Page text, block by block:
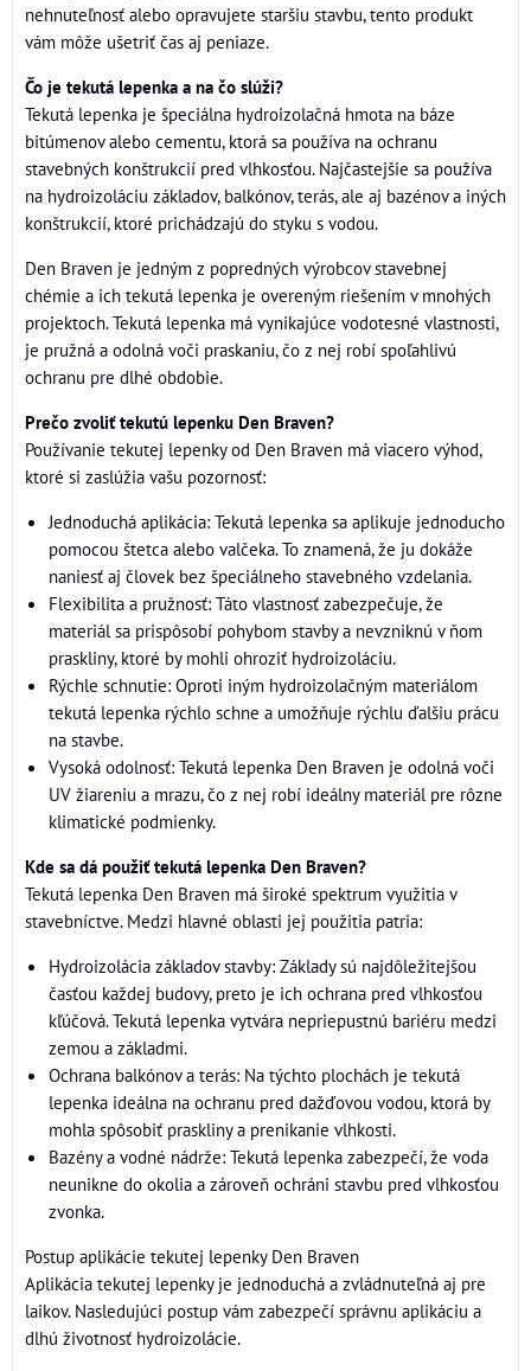
nehnuteľnosť alebo opravujete staršiu stavbu, tento produkt
vám môže ušetriť čas aj peniaze.
Čo je tekutá lepenka a na čo slúži?
Tekutá lepenka je špeciálna hydroizolačná hmota na báze
bitúmenov alebo cementu, ktorá sa používa na ochranu
stavebných konštrukcií pred vlhkosťou. Najčastejšie sa používa
na hydroizoláciu základov, balkónov, terás, ale aj bazénov a iných
konštrukcií, ktoré prichádzajú do styku s vodou.
Den Braven je jedným z popredných výrobcov stavebnej
chémie a ich tekutá lepenka je overeným riešením v mnohých
projektoch. Tekutá lepenka má vynikajúce vodotesné vlastnosti,
je pružná a odolná voči praskaniu, čo z nej robí spoľahlivú
ochranu pre dlhé obdobie.
Prečo zvoliť tekutú lepenku Den Braven?
Používanie tekutej lepenky od Den Braven má viacero výhod,
ktoré si zaslúžia vašu pozornosť:
Jednoduchá aplikácia: Tekutá lepenka sa aplikuje jednoducho
pomocou štetca alebo valčeka. To znamená, že ju dokáže
naniesť aj človek bez špeciálneho stavebného vzdelania.
Flexibilita a pružnosť: Táto vlastnosť zabezpečuje, že
materiál sa prispôsobí pohybom stavby a nevzniknú v ňom
praskliny, ktoré by mohli ohroziť hydroizoláciu.
Rýchle schnutie: Oproti iným hydroizolačným materiálom
tekutá lepenka rýchlo schne a umožňuje rýchlu ďalšiu prácu
na stavbe.
Vysoká odolnosť: Tekutá lepenka Den Braven je odolná voči
UV žiareniu a mrazu, čo z nej robí ideálny materiál pre rôzne
klimatické podmienky.
Kde sa dá použiť tekutá lepenka Den Braven?
Tekutá lepenka Den Braven má široké spektrum využitia v
stavebníctve. Medzi hlavné oblasti jej použitia patria:
Hydroizolácia základov stavby: Základy sú najdôležitejšou
časťou každej budovy, preto je ich ochrana pred vlhkosťou
kľúčová. Tekutá lepenka vytvára nepriepustnú bariéru medzi
zemou a základmi.
Ochrana balkónov a terás: Na týchto plochách je tekutá
lepenka ideálna na ochranu pred dažďovou vodou, ktorá by
mohla spôsobiť praskliny a prenikanie vlhkosti.
Bazény a vodné nádrže: Tekutá lepenka zabezpečí, že voda
neunikne do okolia a zároveň ochráni stavbu pred vlhkosťou
zvonka.
Postup aplikácie tekutej lepenky Den Braven
Aplikácia tekutej lepenky je jednoduchá a zvládnuteľná aj pre
laikov. Nasledujúci postup vám zabezpečí správnu aplikáciu a
dlhú životnosť hydroizolácie.